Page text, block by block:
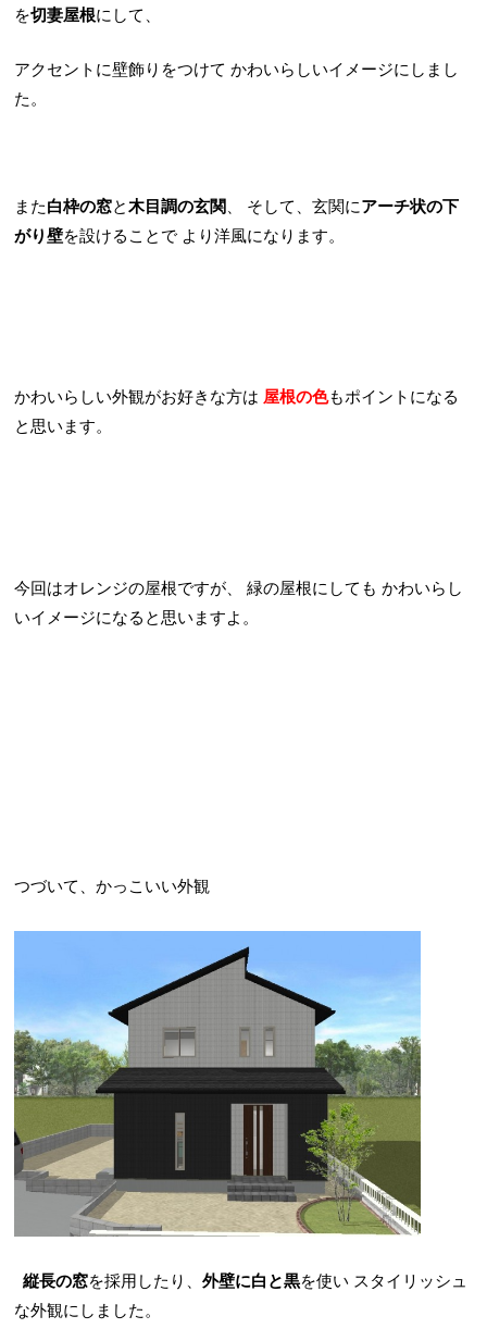
を切妻屋根にして、
アクセントに壁飾りをつけて かわいらしいイメージにしまし
た。
また白枠の窓と木目調の玄関 そして、玄関にアーチ状の下
がり壁を設けることで より洋風になります。
かわいらしい外観がお好きな方は 屋根の色もポイント になる
と思います。
今回はオレンジの屋根ですが、 緑の屋根にしても かわいらし
いイメージになると思いますよ。
つづいて、かっこいい外観
縦長の窓を採用したり、外壁に白と黒を使い スタイリッシュ
な外観にしました。